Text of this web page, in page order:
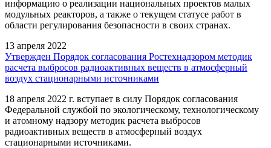
информацию о реализации национальных проектов малых
модульных реакторов, а также о текущем статусе работ в
области регулирования безопасности в своих странах.
13 апреля 2022
Утвержден Порядок согласования Ростехнадзором методик
расчета выбросов радиоактивных веществ в атмосферный
воздух стационарными источниками
18 апреля 2022 г. вступает в силу Порядок согласования
Федеральной службой по экологическому, технологическому
и атомному надзору методик расчета выбросов
радиоактивных веществ в атмосферный воздух
стационарными источниками.